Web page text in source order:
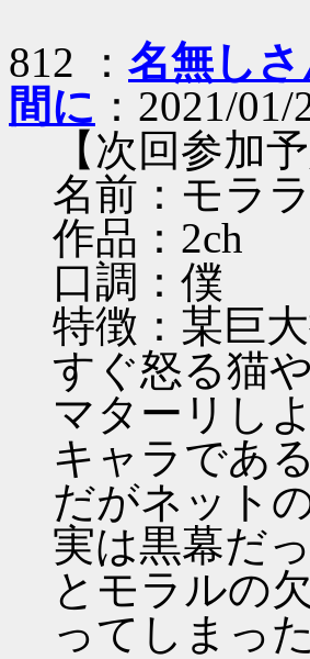
812 ： 名無し
間に ：2021/
【次回参加予
名前：モラ
作品：2ch
口調：僕
特徴：某巨
すぐ怒る猫
マターリし
キャラである
だがネット
実は黒幕だ
とモラルの
ってしまった